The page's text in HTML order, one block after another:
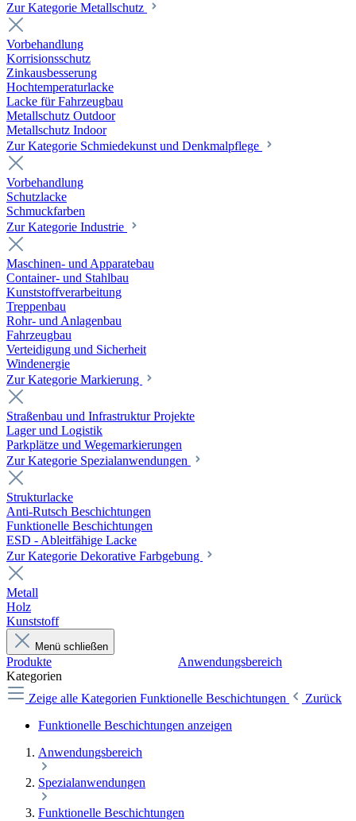
Zur Kategorie Metallschutz
Vorbehandlung
Korrisionsschutz
Zinkausbesserung
Hochtemperaturlacke
Lacke für Fahrzeugbau
Metallschutz Outdoor
Metallschutz Indoor
Zur Kategorie Schmiedekunst und Denkmalpflege
Vorbehandlung
Schutzlacke
Schmuckfarben
Zur Kategorie Industrie
Maschinen- und Apparatebau
Container- und Stahlbau
Kunststoffverarbeitung
Treppenbau
Rohr- und Anlagenbau
Fahrzeugbau
Verteidigung und Sicherheit
Windenergie
Zur Kategorie Markierung
Straßenbau und Infrastruktur Projekte
Lager und Logistik
Parkplätze und Wegemarkierungen
Zur Kategorie Spezialanwendungen
Strukturlacke
Anti-Rutsch Beschichtungen
Funktionelle Beschichtungen
ESD - Ableitfähige Lacke
Zur Kategorie Dekorative Farbgebung
Metall
Holz
Kunststoff
Menü schließen
Produkte
Anwendungsbereich
Kategorien
Zeige alle Kategorien Funktionelle Beschichtungen
Zurück
Funktionelle Beschichtungen anzeigen
Anwendungsbereich
Spezialanwendungen
Funktionelle Beschichtungen